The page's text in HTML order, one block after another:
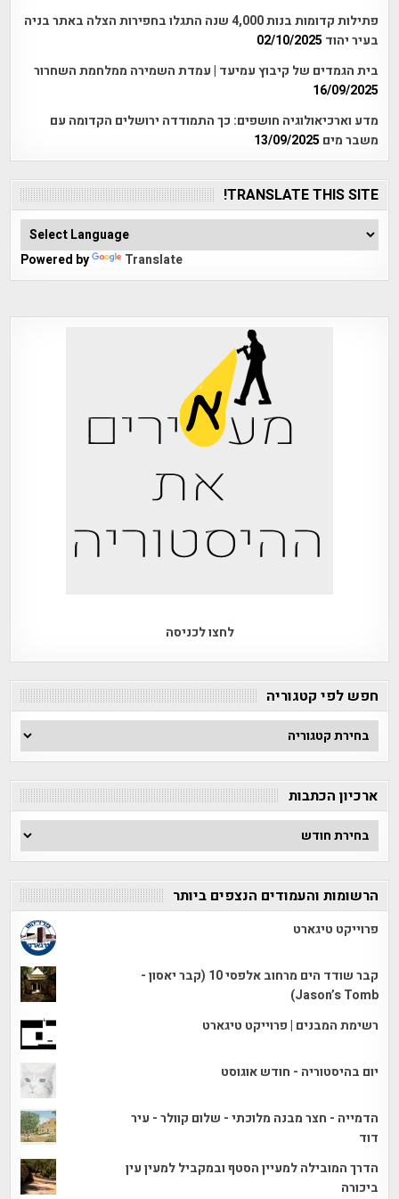
פתילות קדומות בנות 4,000 שנה התגלו בחפירות הצלה באתר בניה
בעיר יהוד 02/10/2025
בית הגמדים של קיבוץ עמיעד | עמדת השמירה ממלחמת השחרור
16/09/2025
מדע וארכיאולוגיה חושפים: כך התמודדה ירושלים הקדומה עם
משבר מים 13/09/2025
TRANSLATE THIS SITE!
Powered by Translate
לחצו לכניסה
חפש לפי קטגוריה
חפש
לפי
ארכיון הכתבות
ארכיון
הכתבות
הרשומות והעמודים הנצפים ביותר
פרוייקט טיגארט
קבר שודד הים מרחוב אלפסי 10 (קבר יאסון -
Jason’s Tomb)
רשימת המבנים | פרוייקט טיגארט
יום בהיסטוריה - חודש אוגוסט
הדמייה - חצר מבנה מלוכתי - שלום קוולר - עיר
דוד
הדרך המובילה למעיין הסטף ובמקביל למעין עין
ביכורה